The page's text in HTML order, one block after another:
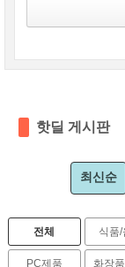
핫딜 게시판
최신순
전체 식품/
PC제품 화장